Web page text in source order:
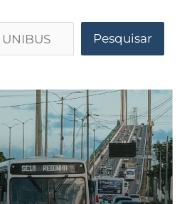
Pesquisar